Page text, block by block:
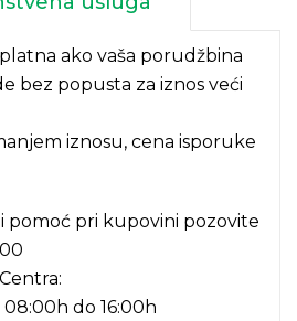
ako vaša porudžbina
bez popusta za iznos veći
iznosu, cena isporuke
pomoć pri kupovini pozovite
do 16:00h